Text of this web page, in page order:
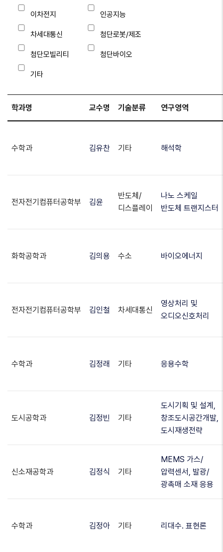
이차전지 인공지능
차세대통신 첨단로봇/제조
첨단모빌리티 첨단바이오
기타
학과명 교수명 기술분류 연구영역
수학과 김유찬 기타 해석학
전자전기컴퓨터공학부 김윤
반도체/
디스플레이
나노 스케일
반도체 트랜지스터
화학공학과 김의용 수소 바이오에너지
전자전기컴퓨터공학부 김인철 차세대통신
영상처리 및
오디오신호처리
수학과 김정래 기타 응용수학
도시공학과 김정빈 기타
도시기획 및 설계,
창조도시공간개발,
도시재생전략
신소재공학과 김정식 기타
MEMS 가스/
압력센서, 발광/
광촉매 소재 응용
수학과 김정아 기타 리대수. 표현론